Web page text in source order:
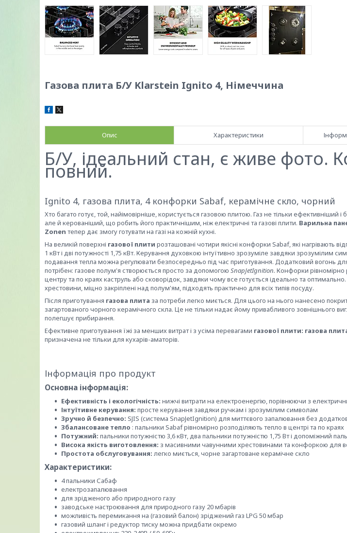
Газова плита Б/У Klarstein Ignito 4, Німеччина
Опис Характеристики
Б/У, ідеальний стан, є живе фото.
повний.
Ignito 4, газова плита, 4 конфорки Sabaf, керамічне скло, чорний
Хто багато готує, той, найімовірніше, користується газовою плитою. Газ не тільки ефективніший
але й керованіший, що робить його практичнішим, ніж електричні та газові плити. Варильна
Zonen тепер дає змогу готувати на газі на кожній кухні.
На великій поверхні газової плити розташовані чотири якісні конфорки Sabaf, які нагрівають
1 кВт і дві потужності 1,75 кВт. Керування духовкою інтуїтивно зрозуміле завдяки зрозумілим
подавання тепла можна регулювати безпосередньо під час приготування. Додатковий вогонь
потрібен: газове полум'я створюється просто за допомогою SnapJetIgnition. Конфорки рівномірно
центру та по краях каструль або сковорідок, завдяки чому все готується ідеально та оптимально.
хрестовини, міцно закріплені над полум'ям, підходять практично для всіх типів посуду.
Після приготування газова плита за потреби легко миється. Для цього на нього нанесено
загартованого чорного керамічного скла. Це не тільки надає йому привабливого зовнішнього
полегшує прибирання.
Ефективне приготування їжі за менших витрат і з усіма перевагами газової плити: газова
призначена не тільки для кухарів-аматорів.
Інформація про продукт
Основна інформація:
Ефективність і екологічність: нижчі витрати на електроенергію, порівнюючи з
Інтуїтивне керування: просте керування завдяки ручкам і зрозумілим символам
Зручно й безпечно: SJIS (система SnapJetIgnition) для миттєвого запалювання без
Збалансоване тепло : пальники Sabaf рівномірно розподіляють тепло в центрі та по краях
Потужний: пальники потужністю 3,6 кВт, два пальники потужністю 1,75 Вт і допоміжний
Висока якість виготовлення: з масивними чавунними хрестовинами та конфоркою для
Простота обслуговування: легко миється, чорне загартоване керамічне скло
Характеристики:
4 пальники Сабаф
електрозапалювання
для зрідженого або природного газу
заводське настроювання для природного газу 20 мбарів
можливість перемикання на (газовий балон) зріджений газ LPG 50 мбар
газовий шланг і редуктор тиску можна придбати окремо